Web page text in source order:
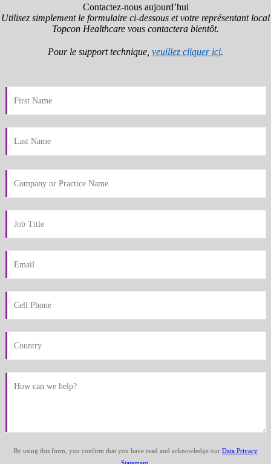
Contactez-nous aujourd’hui
Utilisez simplement le formulaire ci-dessous et votre représentant local
Topcon Healthcare vous contactera bientôt.
Pour le support technique, veuillez cliquer ici.​